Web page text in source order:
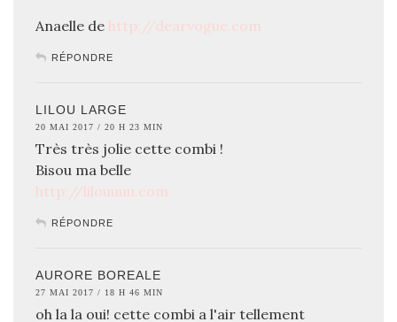
Anaelle de http://dearvogue.com
RÉPONDRE
LILOU LARGE
20 MAI 2017 / 20 H 23 MIN
Très très jolie cette combi !
Bisou ma belle
http://lilouuuu.com
RÉPONDRE
AURORE BOREALE
27 MAI 2017 / 18 H 46 MIN
oh la la oui! cette combi a l'air tellement